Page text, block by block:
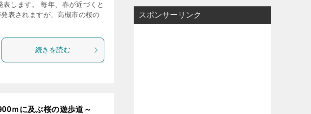
します。 毎年、春が近づくと
表されますが、高槻市の桜の
続きを読む
ｍに及ぶ桜の遊歩道～
リ
ー
スポンサーリンク